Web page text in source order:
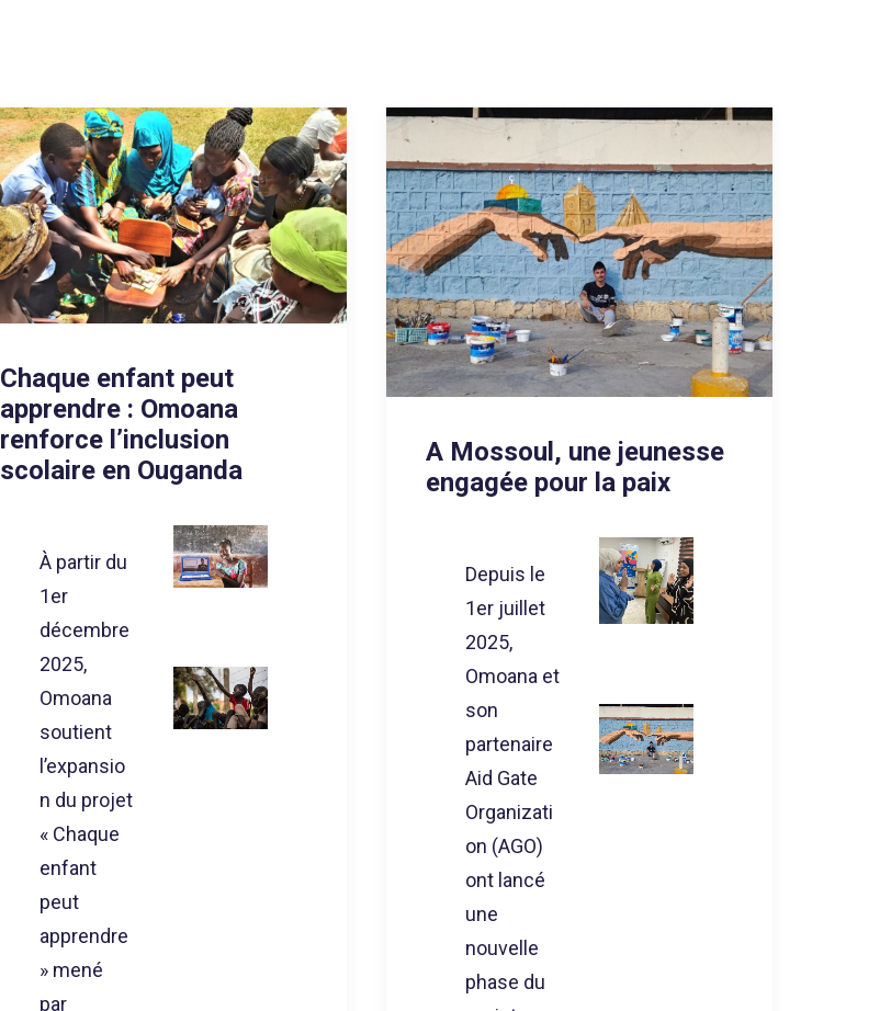
Chaque enfant peut
apprendre : Omoana
renforce l’inclusion
scolaire en Ouganda
À partir du
1er
décembre
2025,
Omoana
soutient
l’expansio
n du projet
« Chaque
enfant
peut
apprendre
» mené
par
A Mossoul, une jeunesse
engagée pour la paix
Depuis le
1er juillet
2025,
Omoana et
son
partenaire
Aid Gate
Organizati
on (AGO)
ont lancé
une
nouvelle
phase du